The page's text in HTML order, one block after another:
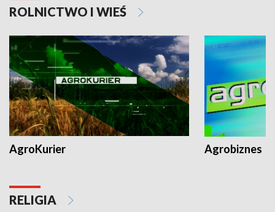
ROLNICTWO I WIEŚ
AgroKurier Agrobiznes
RELIGIA